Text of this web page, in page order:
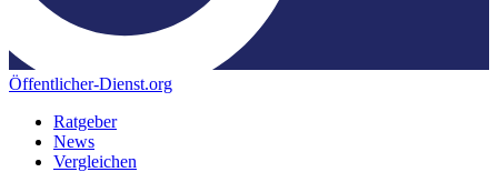
Öffentlicher-Dienst.org
Ratgeber
News
Vergleichen